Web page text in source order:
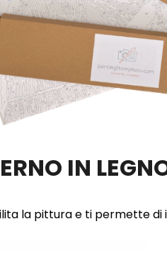
IN
la pittura e ti permette